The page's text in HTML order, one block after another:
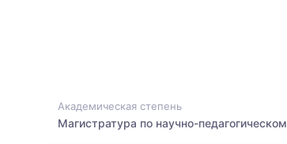
Академическая степень
Магистратура по научно-